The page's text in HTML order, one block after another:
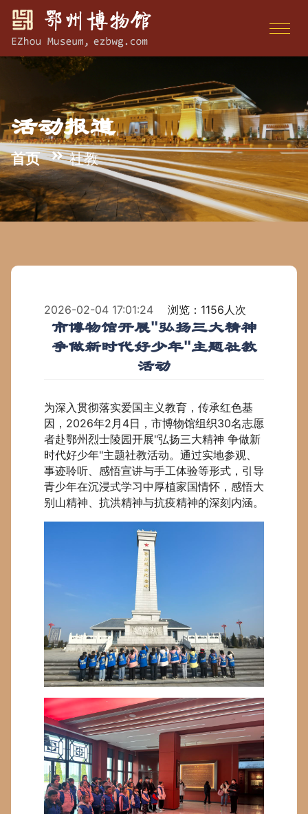
活动报道
首页 社教
2026-02-04 17:01:24 浏览：1156人次
市博物馆开展"弘扬三大精神
争做新时代好少年"主题社教
活动
为深入贯彻落实爱国主义教育，传承红色基
因，2026年2月4日，市博物馆组织30名志愿
者赴鄂州烈士陵园开展"弘扬三大精神 争做新
时代好少年"主题社教活动。通过实地参观、
事迹聆听、感悟宣讲与手工体验等形式，引导
青少年在沉浸式学习中厚植家国情怀，感悟大
别山精神、抗洪精神与抗疫精神的深刻内涵。